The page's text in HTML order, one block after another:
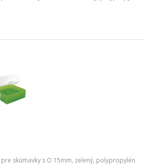
skúmavky s O 15mm, zelený, polypropylén.